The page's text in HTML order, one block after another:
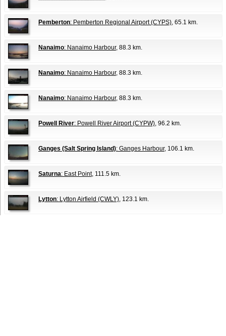
Pemberton: Pemberton Regional Airport (CYPS), 65.1 km.
Nanaimo: Nanaimo Harbour, 88.3 km.
Nanaimo: Nanaimo Harbour, 88.3 km.
Nanaimo: Nanaimo Harbour, 88.3 km.
Powell River: Powell River Airport (CYPW), 96.2 km.
Ganges (Salt Spring Island): Ganges Harbour, 106.1 km.
Saturna: East Point, 111.5 km.
Lytton: Lytton Airfield (CWLY), 123.1 km.